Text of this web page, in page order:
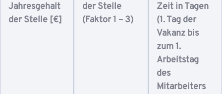
Jahresgehalt
der Stelle [€]
der Stelle
(Faktor 1 – 3)
Zeit in Tagen
(1. Tag der
Vakanz bis
zum 1.
Arbeitstag
des
Mitarbeiters